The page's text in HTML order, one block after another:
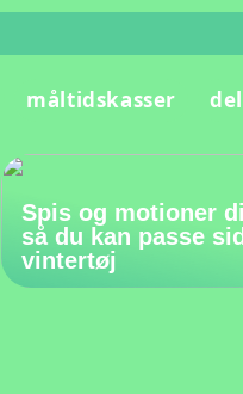
måltidskasser
Spis og motioner
så du kan passe
vintertøj